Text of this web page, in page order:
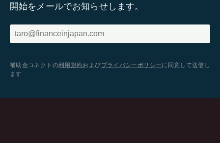
開始をメールでお知らせします。
補助金コネクトの利用規約およびプライバシーポリシーに同意して送信し
ます